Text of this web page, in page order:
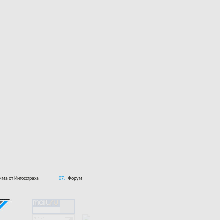
от Ингосстраха 07. Форум